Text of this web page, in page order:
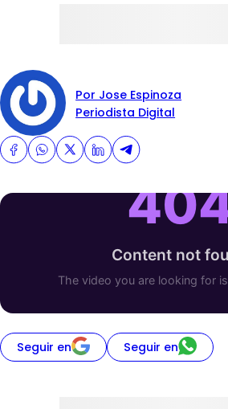
Por Jose Espinoza
Periodista Digital
Seguir en Seguir en